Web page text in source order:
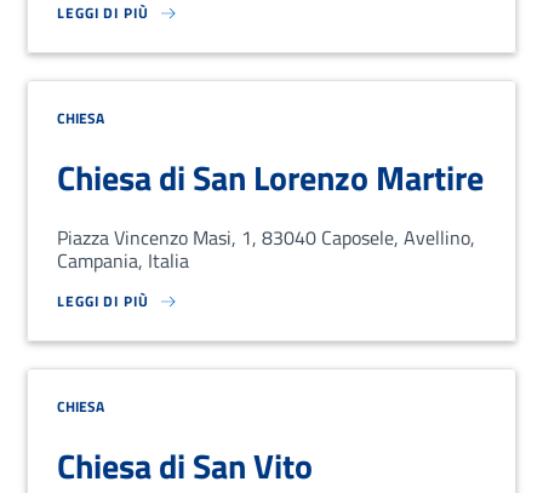
LEGGI DI PIÙ
SU LOREM IPSUM DOLOR SIT AMET, CONSECTETUR ADIPISCING
CHIESA
Chiesa di San Lorenzo Martire
Piazza Vincenzo Masi, 1, 83040 Caposele, Avellino,
Campania, Italia
LEGGI DI PIÙ
SU LOREM IPSUM DOLOR SIT AMET, CONSECTETUR ADIPISCING
CHIESA
Chiesa di San Vito